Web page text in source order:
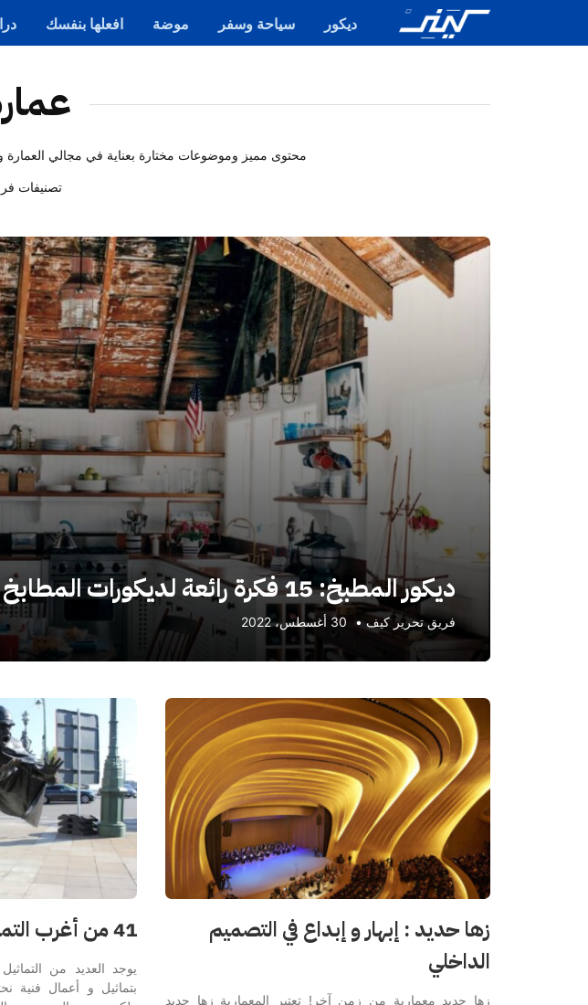
ديكور سياحة وسفر موضة افعلها بنفسك
محتوى مميز وموضوعات مختارة بعناية في مجالي العمارة
تصنيفات
مقالة
مميزة
ديكور المطبخ: 15 فكرة رائعة لديكورات المطابخ
فريق تحرير كيف• 30 أغسطس، 2022
أحدث
المقالات
زها حديد : إبهار و إبداع في التصميم
الداخلي
زها حديد معمارية من زمن آخر! تعتبر المعمارية زها حديد
41 من أغرب التماثيل حول العالم
يوجد العديد من
بتماثيل و أعمال فنية